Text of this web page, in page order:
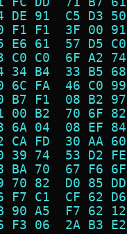
DE 91  C5 D3
F1 F1  3F 00
E6 61  57 D5
C0 C0  6F A2
34 B4  33 B5
6C FA  46 C0
B7 F1  08 B2
00 B2  70 6F
6A 04  08 EF
CA FD  30 AA
39 74  53 D2
BA 70  67 F6
70 82  D0 85
F7 C1  CF 62
90 A5  F7 62
F3 06  2A B3